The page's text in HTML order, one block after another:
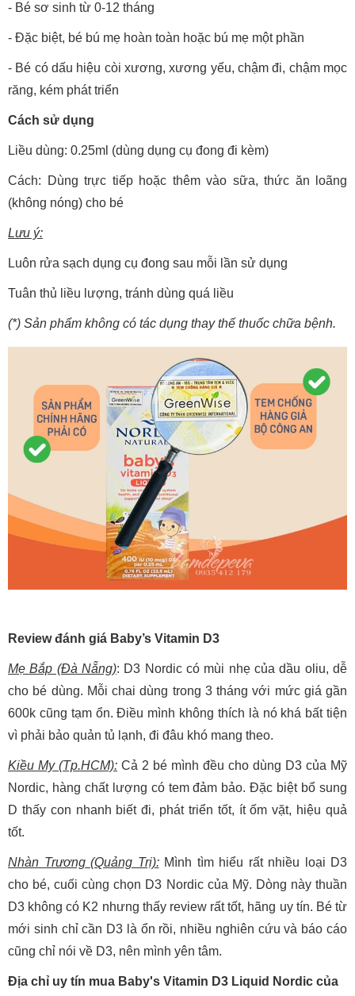
- Bé sơ sinh từ 0-12 tháng
- Đặc biệt, bé bú mẹ hoàn toàn hoặc bú mẹ một phần
- Bé có dấu hiệu còi xương, xương yếu, chậm đi, chậm mọc
răng, kém phát triển
Cách sử dụng
Liều dùng: 0.25ml (dùng dụng cụ đong đi kèm)
Cách: Dùng trực tiếp hoặc thêm vào sữa, thức ăn loãng
(không nóng) cho bé
Lưu ý:
Luôn rửa sạch dụng cụ đong sau mỗi lần sử dụng
Tuân thủ liều lượng, tránh dùng quá liều
(*) Sản phẩm không có tác dụng thay thế thuốc chữa bệnh.
Review đánh giá Baby’s Vitamin D3
Mẹ Bắp (Đà Nẵng): D3 Nordic có mùi nhẹ của dầu oliu, dễ
cho bé dùng. Mỗi chai dùng trong 3 tháng với mức giá gần
600k cũng tạm ổn. Điều mình không thích là nó khá bất tiện
vì phải bảo quản tủ lạnh, đi đâu khó mang theo.
Kiều My (Tp.HCM): Cả 2 bé mình đều cho dùng D3 của Mỹ
Nordic, hàng chất lượng có tem đảm bảo. Đặc biệt bổ sung
D thấy con nhanh biết đi, phát triển tốt, ít ốm vặt, hiệu quả
tốt.
Nhàn Trương (Quảng Trị):Mình tìm hiểu rất nhiều loại D3
cho bé, cuối cùng chọn D3 Nordic của Mỹ. Dòng này thuần
D3 không có K2 nhưng thấy review rất tốt, hãng uy tín. Bé từ
mới sinh chỉ cần D3 là ổn rồi, nhiều nghiên cứu và báo cáo
cũng chỉ nói về D3, nên mình yên tâm.
Địa chỉ uy tín mua Baby's Vitamin D3 Liquid Nordic của